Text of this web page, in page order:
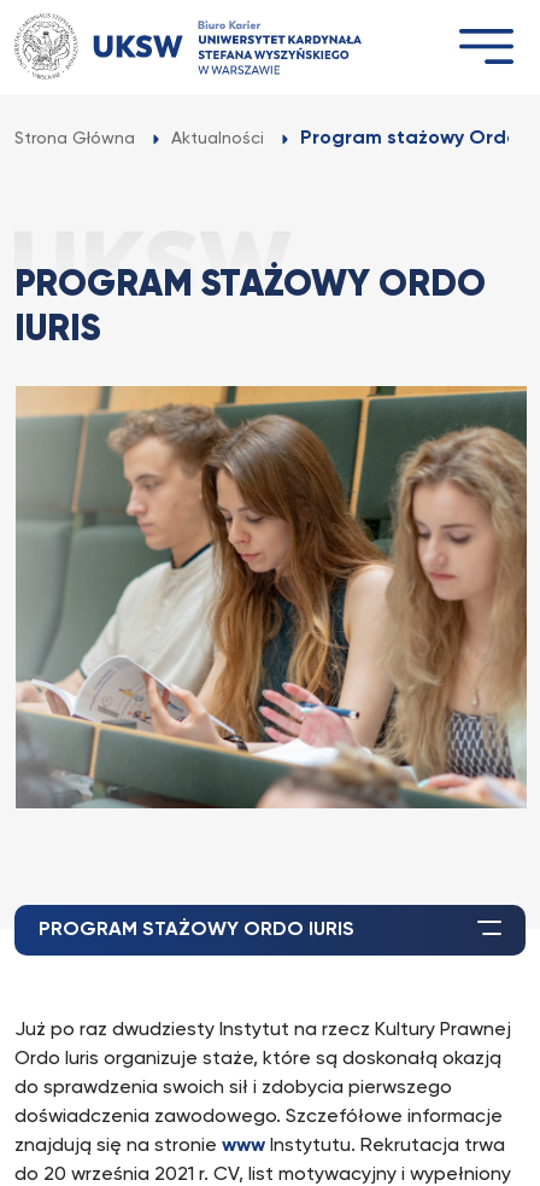
Przejdź
do
treści
Strona Główna Aktualności Program stażowy Ordo
PROGRAM STAŻOWY ORDO
IURIS
PROGRAM STAŻOWY ORDO IURIS
Już po raz dwudziesty Instytut na rzecz Kultury Prawnej
Ordo Iuris organizuje staże, które są doskonałą okazją
do sprawdzenia swoich sił i zdobycia pierwszego
doświadczenia zawodowego. Szczefółowe informacje
znajdują się na stronie www Instytutu. Rekrutacja trwa
do 20 września 2021 r. CV, list motywacyjny i wypełniony